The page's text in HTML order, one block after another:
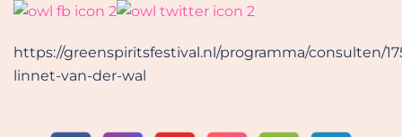
https://greenspiritsfestival.nl/programma/consulten/
linnet-van-der-wal